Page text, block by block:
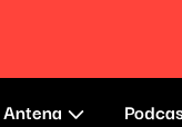
Antena